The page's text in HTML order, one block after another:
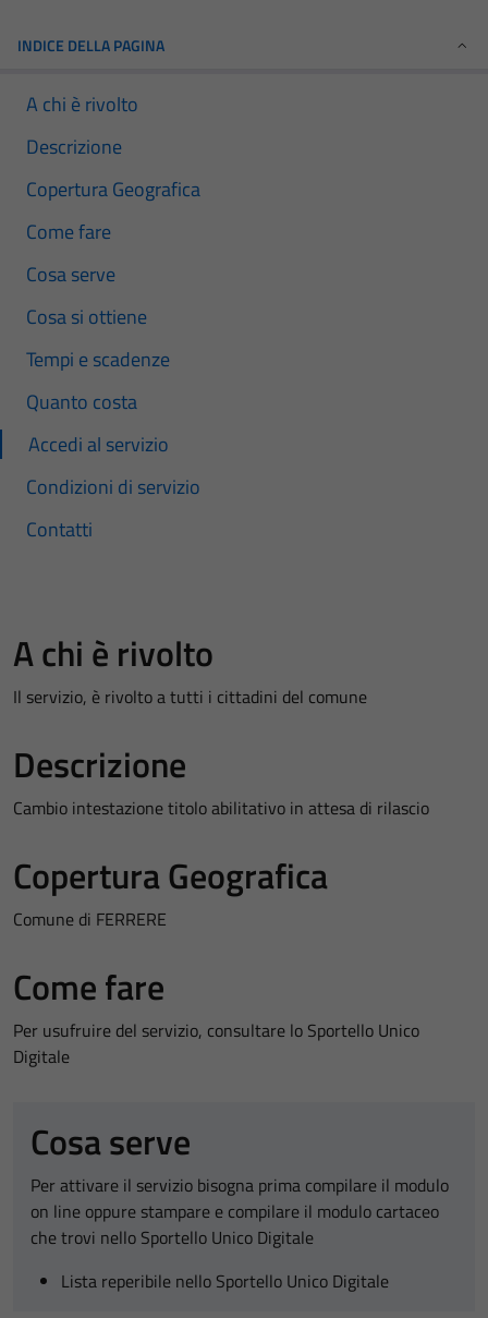
INDICE DELLA PAGINA
A chi è rivolto
Descrizione
Copertura Geografica
Come fare
Cosa serve
Cosa si ottiene
Tempi e scadenze
Quanto costa
Accedi al servizio
Condizioni di servizio
Contatti
A chi è rivolto
Il servizio, è rivolto a tutti i cittadini del comune
Descrizione
Cambio intestazione titolo abilitativo in attesa di rilascio
Copertura Geografica
Comune di FERRERE
Come fare
Per usufruire del servizio, consultare lo Sportello Unico
Digitale
Cosa serve
Per attivare il servizio bisogna prima compilare il modulo
on line oppure stampare e compilare il modulo cartaceo
che trovi nello Sportello Unico Digitale
Lista reperibile nello Sportello Unico Digitale